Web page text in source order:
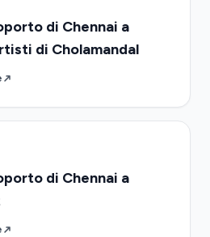
di Chennai a
di Cholamandal
di Chennai a